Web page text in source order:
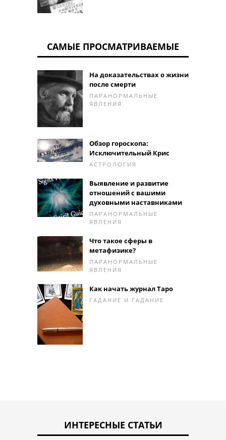
САМЫЕ ПРОСМАТРИВАЕМЫЕ
На доказательствах о жизни
после смерти
ПАРАНОРМАЛЬНЫЕ
ЯВЛЕНИЯ
Обзор гороскопа:
Исключительный Крис
АСТРОЛОГИЯ
Выявление и развитие
отношений с вашими
духовными наставниками
ПАРАНОРМАЛЬНЫЕ
ЯВЛЕНИЯ
Что такое сферы в
метафизике?
ПАРАНОРМАЛЬНЫЕ
ЯВЛЕНИЯ
Как начать журнал Таро
ГАДАНИЕ И ГАДАНИЕ
ИНТЕРЕСНЫЕ СТАТЬИ